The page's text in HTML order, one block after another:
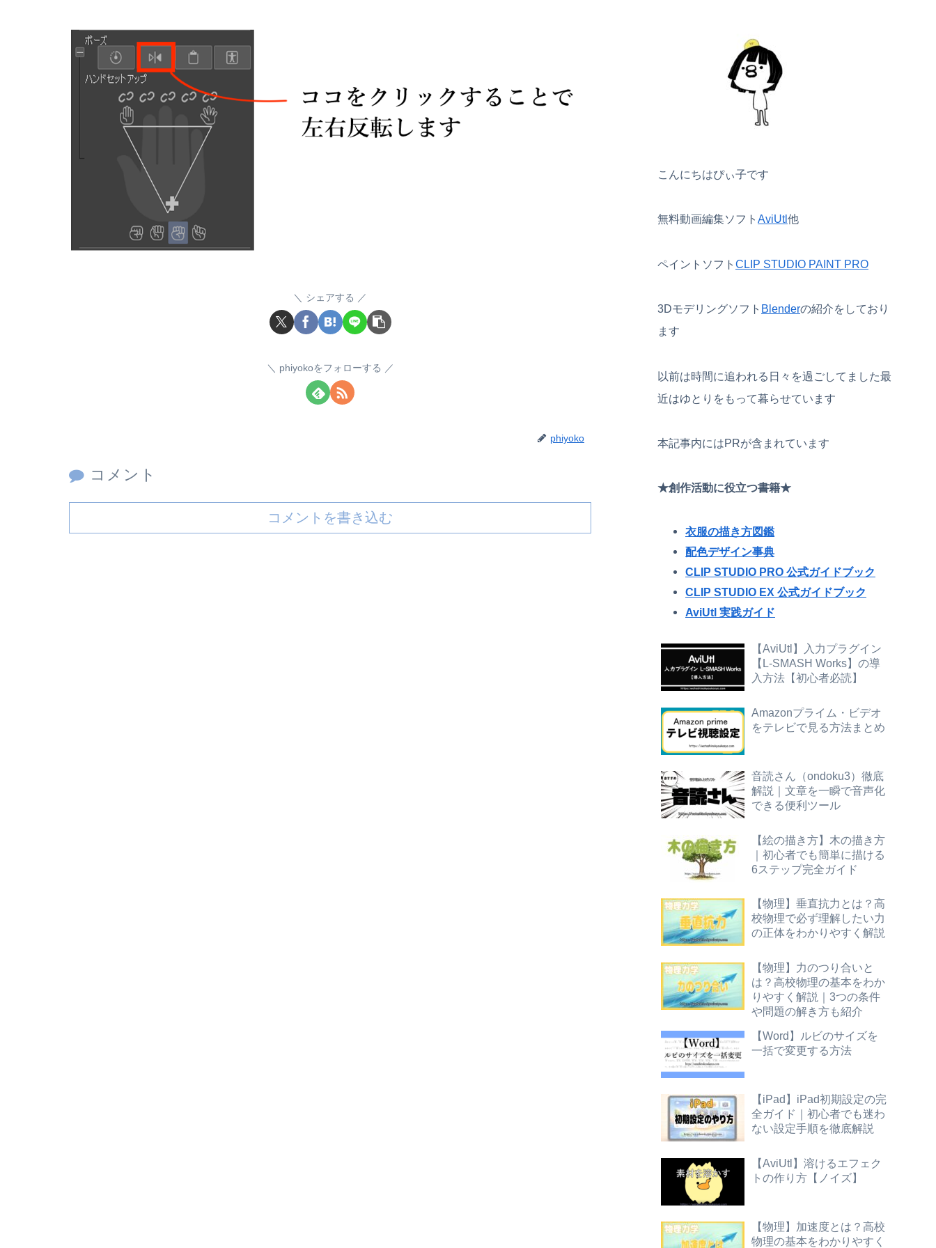
シェアする
phiyokoをフォローする
phiyoko
コメント
コメントを書き込む
こんにちはぴぃ子です
無料動画編集ソフト AviUtl他
ペイントソフト CLIP STUDIO PAINT PRO
3Dモデリングソフト Blenderの紹介をしており
ます
以前は時間に追われる日々を過ごしてました最
近はゆとりをもって暮らせています
本記事内にはPRが含まれています
★創作活動に役立つ書籍★
衣服の描き方図鑑
配色デザイン事典
CLIP STUDIO PRO 公式ガイドブック
CLIP STUDIO EX 公式ガイドブック
AviUtl 実践ガイド
【AviUtl】入力プラグイン
【L-SMASH Works】の導
入方法【初心者必読】
Amazonプライム・ビデオ
をテレビで見る方法まとめ
音読さん（ondoku3）徹底
解説｜文章を一瞬で音声化
できる便利ツール
【絵の描き方】木の描き方
｜初心者でも簡単に描ける
6ステップ完全ガイド
【物理】垂直抗力とは？高
校物理で必ず理解したい力
の正体をわかりやすく解説
【物理】力のつり合いと
は？高校物理の基本をわか
りやすく解説｜3つの条件
や問題の解き方も紹介
【Word】ルビのサイズを
一括で変更する方法
【iPad】iPad初期設定の完
全ガイド｜初心者でも迷わ
ない設定手順を徹底解説
【AviUtl】溶けるエフェク
トの作り方【ノイズ】
【物理】加速度とは？高校
物理の基本をわかりやすく